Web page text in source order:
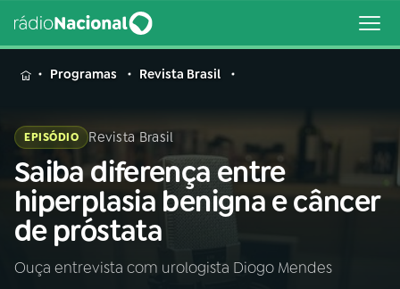
MENU
Buscar
na
Rádio
Nacional
Buscar
AO VIVO
Programas Revista Brasil
EPISÓDIO Revista Brasil
Saiba diferença entre
hiperplasia benigna e câncer
de próstata
Ouça entrevista com urologista Diogo Mendes